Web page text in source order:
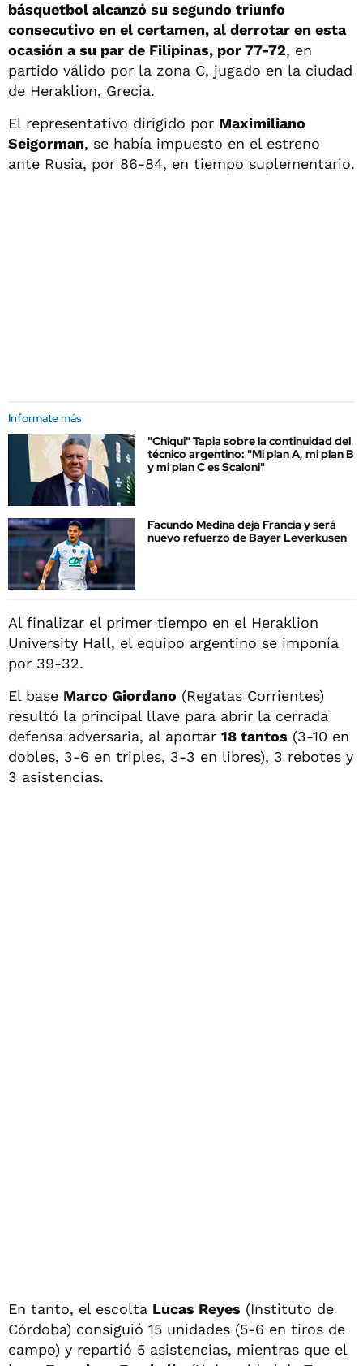
básquetbol alcanzó su segundo triunfo
consecutivo en el certamen, al derrotar en esta
ocasión a su par de Filipinas, por 77-72, en
partido válido por la zona C, jugado en la ciudad
de Heraklion, Grecia.
El representativo dirigido por Maximiliano
Seigorman, se había impuesto en el estreno
ante Rusia, por 86-84, en tiempo suplementario.
Informate más
"Chiqui" Tapia sobre la continuidad del
técnico argentino: "Mi plan A, mi plan B
y mi plan C es Scaloni"
Facundo Medina deja Francia y será
nuevo refuerzo de Bayer Leverkusen
Al finalizar el primer tiempo en el Heraklion
University Hall, el equipo argentino se imponía
por 39-32.
El base Marco Giordano (Regatas Corrientes)
resultó la principal llave para abrir la cerrada
defensa adversaria, al aportar 18 tantos (3-10 en
dobles, 3-6 en triples, 3-3 en libres), 3 rebotes y
3 asistencias.
En tanto, el escolta Lucas Reyes (Instituto de
Córdoba) consiguió 15 unidades (5-6 en tiros de
campo) y repartió 5 asistencias, mientras que el